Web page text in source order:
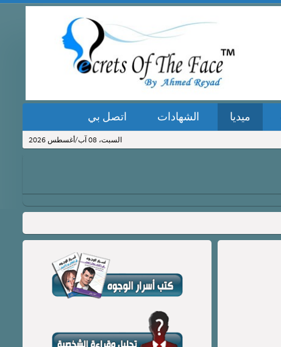
ميديا الشهادات اتصل بي
السبت، 08 آب/أغسطس 2026